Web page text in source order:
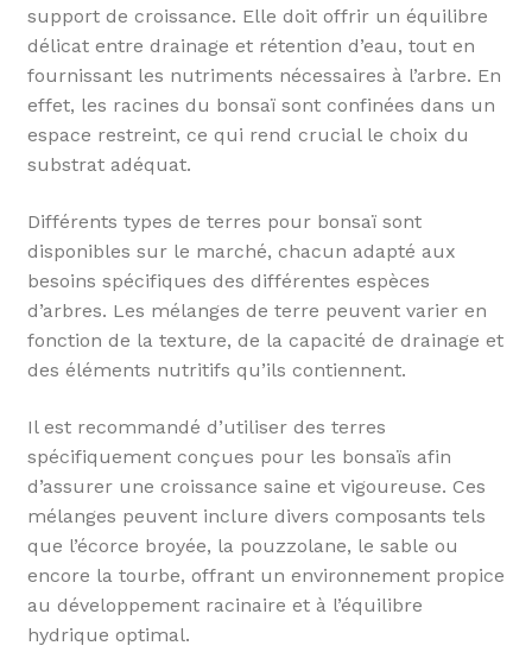
support de croissance. Elle doit offrir un équilibre
délicat entre drainage et rétention d’eau, tout en
fournissant les nutriments nécessaires à l’arbre. En
effet, les racines du bonsaï sont confinées dans un
espace restreint, ce qui rend crucial le choix du
substrat adéquat.
Différents types de terres pour bonsaï sont
disponibles sur le marché, chacun adapté aux
besoins spécifiques des différentes espèces
d’arbres. Les mélanges de terre peuvent varier en
fonction de la texture, de la capacité de drainage et
des éléments nutritifs qu’ils contiennent.
Il est recommandé d’utiliser des terres
spécifiquement conçues pour les bonsaïs afin
d’assurer une croissance saine et vigoureuse. Ces
mélanges peuvent inclure divers composants tels
que l’écorce broyée, la pouzzolane, le sable ou
encore la tourbe, offrant un environnement propice
au développement racinaire et à l’équilibre
hydrique optimal.